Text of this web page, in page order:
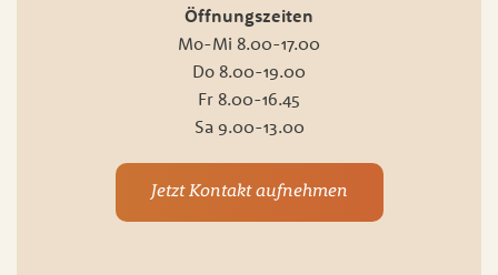
Öffnungszeiten
Mo-Mi 8.00-17.00
Do 8.00-19.00
Fr 8.00-16.45
Sa 9.00-13.00
Jetzt Kontakt aufnehmen